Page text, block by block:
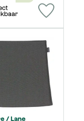
/ Lane